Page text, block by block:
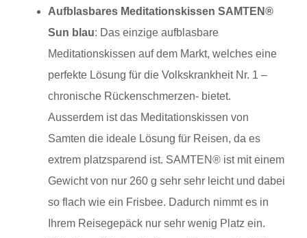
Aufblasbares Meditationskissen SAMTEN®
Sun blau: Das einzige aufblasbare
Meditationskissen auf dem Markt, welches eine
perfekte Lösung für die Volkskrankheit Nr. 1 –
chronische Rückenschmerzen- bietet.
Ausserdem ist das Meditationskissen von
Samten die ideale Lösung für Reisen, da es
extrem platzsparend ist. SAMTEN® ist mit einem
Gewicht von nur 260 g sehr sehr leicht und dabei
so flach wie ein Frisbee. Dadurch nimmt es in
Ihrem Reisegepäck nur sehr wenig Platz ein.